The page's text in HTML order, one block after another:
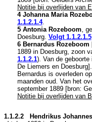
Notitie bij overlijden van
4 Johanna Maria
1.1.2.1.4.
5 Antonia Rozeboom ,
Doesburg. Volgt 1.1.2.1.5.
6 Bernardus Rozeboom
1889 in Doesburg, zoon
1.1.2.1). Van de
De Liemers en Doesburg].
Bernardus is overleden
maanden oud. Van het
september 1889 [bron:
Notitie bij overlijden van
1.1.2.2 Hendrikus